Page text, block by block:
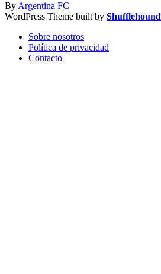
By Argentina FC
WordPress Theme built by Shufflehound
Sobre nosotros
Política de privacidad
Contacto